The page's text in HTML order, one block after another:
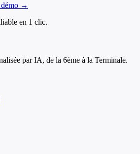
démo →
en 1 clic.
par IA, de la 6ème à la Terminale.